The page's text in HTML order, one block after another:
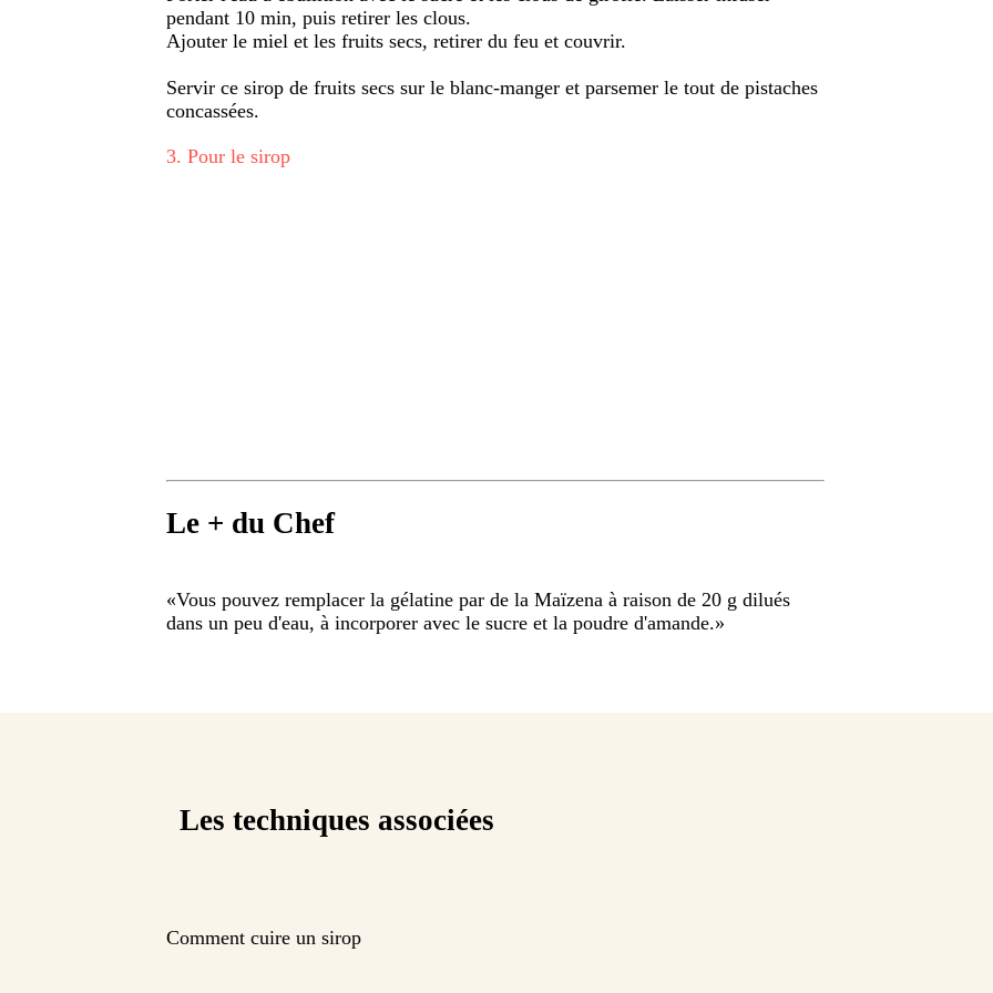
pendant 10 min, puis retirer les clous.
Ajouter le miel et les fruits secs, retirer du feu et couvrir.
Servir ce sirop de fruits secs sur le blanc-manger et parsemer le tout de pistaches
concassées.
3. Pour le sirop
Le + du Chef
«Vous pouvez remplacer la gélatine par de la Maïzena à raison de 20 g dilués
dans un peu d'eau, à incorporer avec le sucre et la poudre d'amande.»
Les techniques associées
Comment cuire un sirop